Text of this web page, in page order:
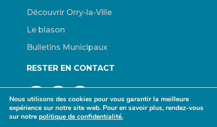
Découvrir Orry-la-Ville
Le blason
Bulletins Municipaux
RESTER EN CONTACT
Nous utilisons des cookies pour vous garantir la meilleure
expérience sur notre site web. Pour en savoir plus, rendez-vous
sur notre politique de confidentialité.